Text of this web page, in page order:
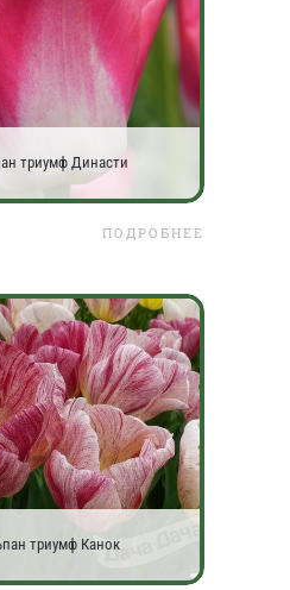
триумф Династи
ПОДРОБНЕЕ
триумф Канок